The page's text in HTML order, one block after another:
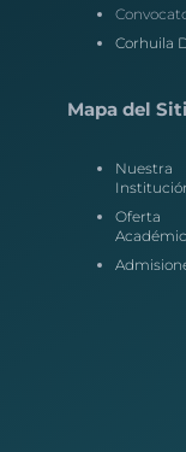
Corhuila
Mapa del
Nuestra
Oferta